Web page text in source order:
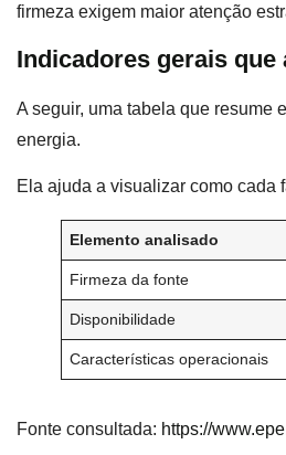
firmeza exigem maior atenção
Indicadores gerais
A seguir, uma tabela que resume
energia.
Ela ajuda a visualizar como cada
Elemento analisado
Firmeza da fonte
Disponibilidade
Características operacionais
Fonte consultada: https://